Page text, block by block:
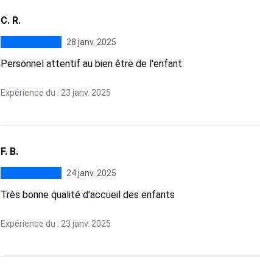
C. R.
28 janv. 2025
Personnel attentif au bien être de l'enfant
Expérience du : 23 janv. 2025
F. B.
24 janv. 2025
Très bonne qualité d'accueil des enfants
Expérience du : 23 janv. 2025